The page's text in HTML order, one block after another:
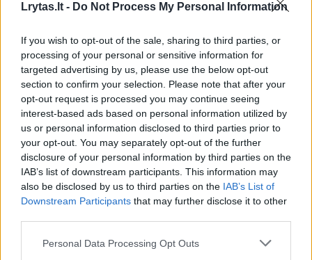
Lrytas.lt - Do Not Process My Personal Information
If you wish to opt-out of the sale, sharing to third parties, or
processing of your personal or sensitive information for
targeted advertising by us, please use the below opt-out
section to confirm your selection. Please note that after your
opt-out request is processed you may continue seeing
interest-based ads based on personal information utilized by
us or personal information disclosed to third parties prior to
your opt-out. You may separately opt-out of the further
disclosure of your personal information by third parties on the
IAB’s list of downstream participants. This information may
also be disclosed by us to third parties on the IAB’s List of
Downstream Participants that may further disclose it to other
Personal Data Processing Opt Outs
Didėja užsienio šalių ekspertų
susidomėjimas Lietuvos šokio kūrėjais
Anot LŠIC direktorės, Baltijos šokio
platformos dėka ne tik didinamas
pristatomų kūrėjų žinomumas tarptautiniame
kontekste, bet ir žadinamas užsienio ekspertų
smalsumas. Tai liudija ir pasiekti rezultatai –
po platformos Lietuvos šokio profesionalai
buvo pakviesti ir pristatyti viename
Vokietijoje – „Dance München 2023“,